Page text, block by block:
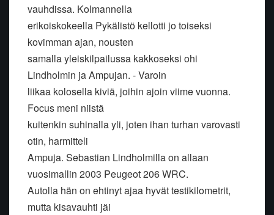
vauhdissa. Kolmannella
erikoiskokeella Pykälistö kellotti jo toiseksi
kovimman ajan, nousten
samalla yleiskilpailussa kakkoseksi ohi
Lindholmin ja Ampujan. - Varoin
liikaa kolosella kiviä, joihin ajoin viime vuonna.
Focus meni niistä
kuitenkin suhinalla yli, joten ihan turhan varovasti
otin, harmitteli
Ampuja. Sebastian Lindholmilla on allaan
vuosimallin 2003 Peugeot 206 WRC.
Autolla hän on ehtinyt ajaa hyvät testikilometrit,
mutta kisavauhti jäi